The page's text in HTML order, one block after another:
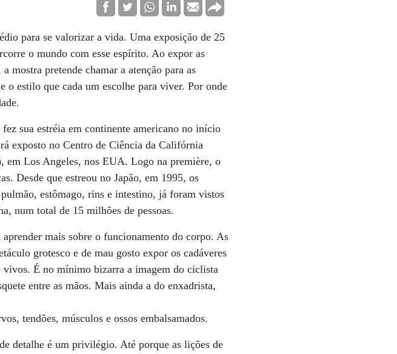
para se valorizar a vida. Uma exposição de 25
o mundo com esse espírito. Ao expor as
mostra pretende chamar a atenção para as
o estilo que cada um escolhe para viver. Por onde
sua estréia em continente americano no início
exposto no Centro de Ciência da Califórnia
em Los Angeles, nos EUA. Logo na première, o
Desde que estreou no Japão, em 1995, os
estômago, rins e intestino, já foram vistos
num total de 15 milhões de pessoas.
mais sobre o funcionamento do corpo. As
grotesco e de mau gosto expor os cadáveres
vivos. É no mínimo bizarra a imagem do ciclista
entre as mãos. Mais ainda a do enxadrista,
tendões, músculos e ossos embalsamados.
detalhe é um privilégio. Até porque as lições de